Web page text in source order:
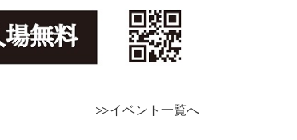
>>イベント一覧へ